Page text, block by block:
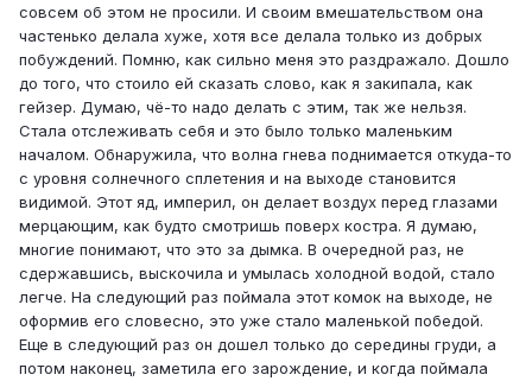
совсем об этом не просили. И своим вмешательством она
частенько делала хуже, хотя все делала только из добрых
побуждений. Помню, как сильно меня это раздражало. Дошло
до того, что стоило ей сказать слово, как я закипала, как
гейзер. Думаю, чё-то надо делать с этим, так же нельзя.
Стала отслеживать себя и это было только маленьким
началом. Обнаружила, что волна гнева поднимается откуда-то
с уровня солнечного сплетения и на выходе становится
видимой. Этот яд, империл, он делает воздух перед глазами
мерцающим, как будто смотришь поверх костра. Я думаю,
многие понимают, что это за дымка. В очередной раз, не
сдержавшись, выскочила и умылась холодной водой, стало
легче. На следующий раз поймала этот комок на выходе, не
оформив его словесно, это уже стало маленькой победой.
Еще в следующий раз он дошел только до середины груди, а
потом наконец, заметила его зарождение, и когда поймала